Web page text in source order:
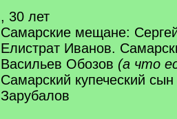
, 30 лет
Самарские мещане:
Елистрат Иванов.
Васильев Обозов (а что
Самарский купеческий
Зарубалов